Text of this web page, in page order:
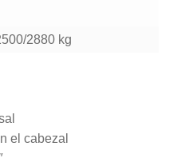
2880 kg
el cabezal